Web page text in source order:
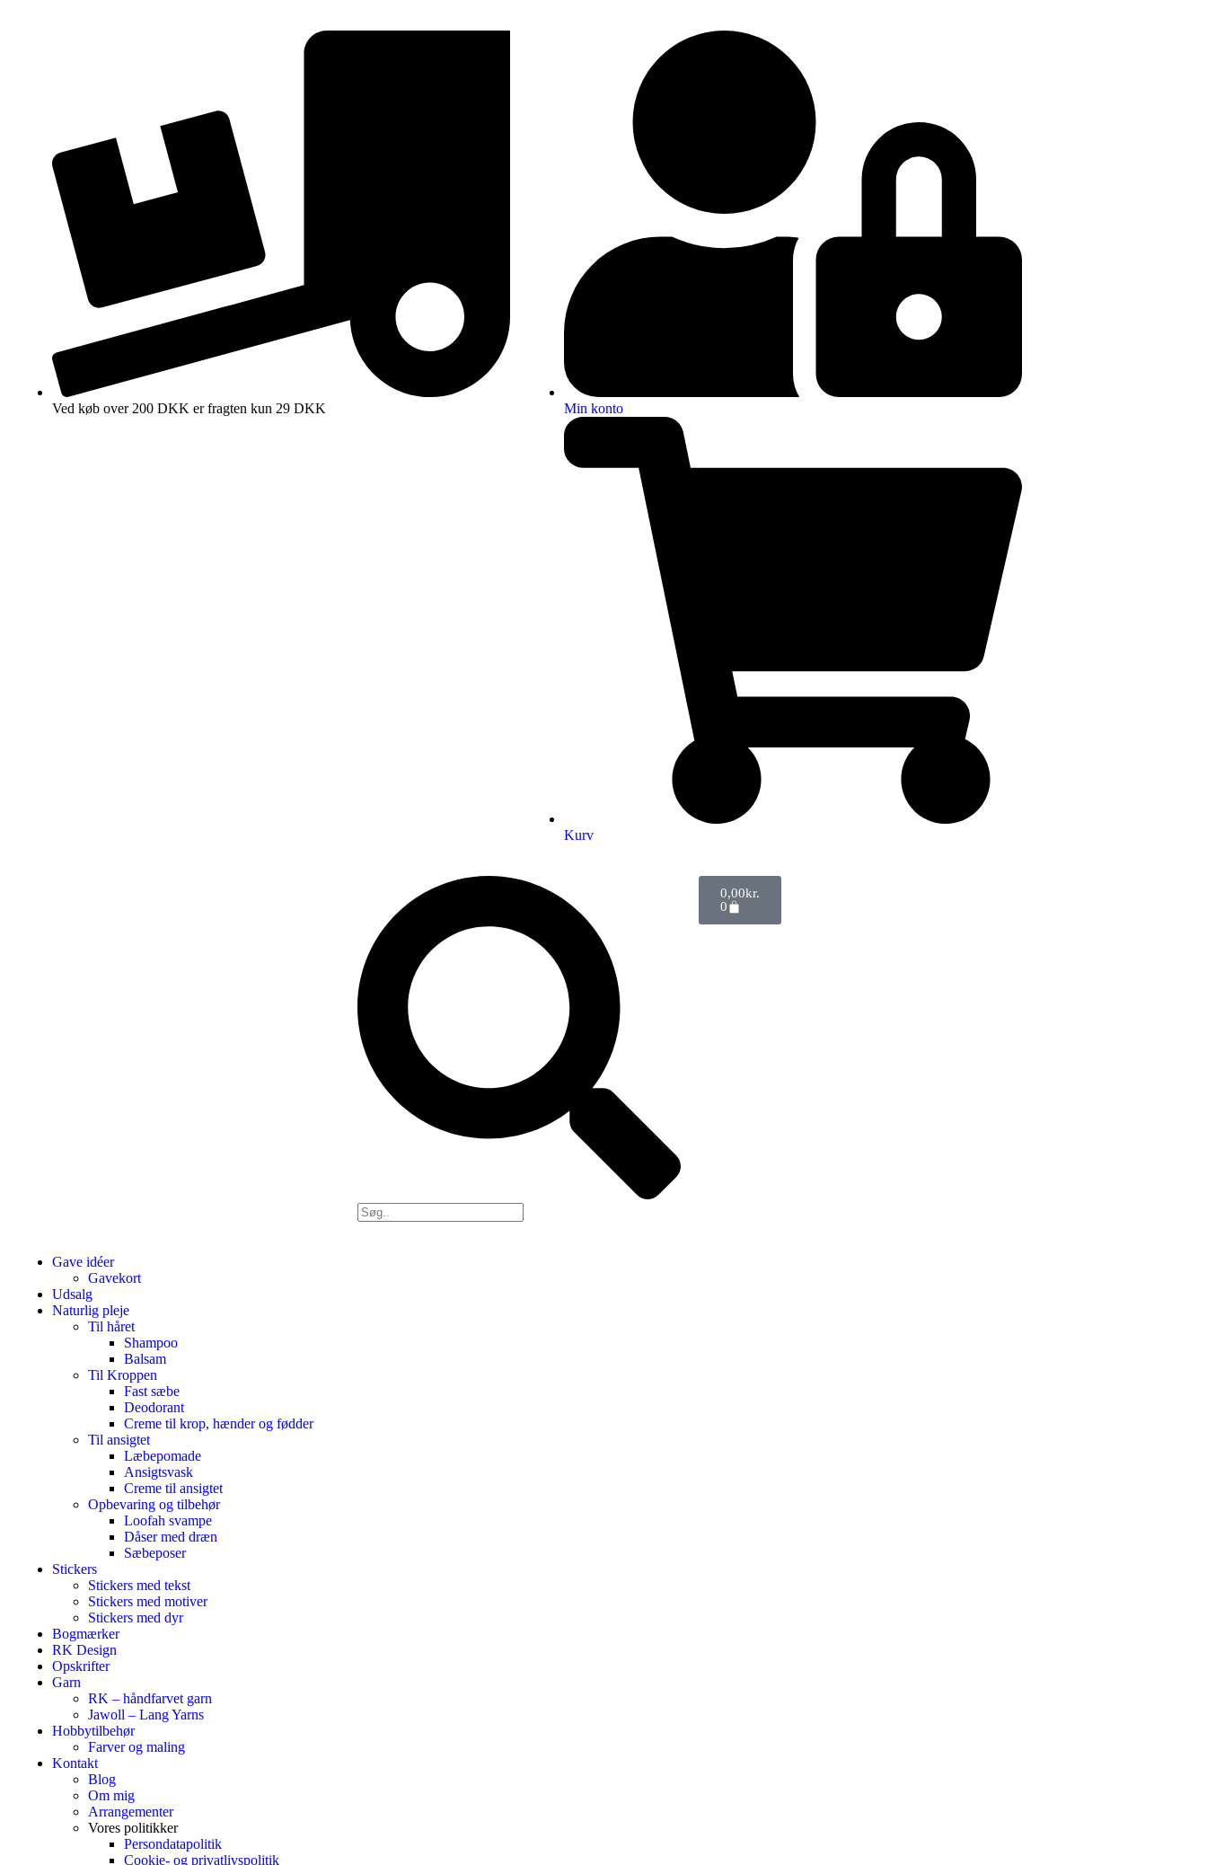
Ved køb over 200 DKK er fragten kun 29 DKK Min konto
Kurv
0,00kr.
0
Gave idéer
Gavekort
Udsalg
Naturlig pleje
Til håret
Shampoo
Balsam
Til Kroppen
Fast sæbe
Deodorant
Creme til krop, hænder og fødder
Til ansigtet
Læbepomade
Ansigtsvask
Creme til ansigtet
Opbevaring og tilbehør
Loofah svampe
Dåser med dræn
Sæbeposer
Stickers
Stickers med tekst
Stickers med motiver
Stickers med dyr
Bogmærker
RK Design
Opskrifter
Garn
RK – håndfarvet garn
Jawoll – Lang Yarns
Hobbytilbehør
Farver og maling
Kontakt
Blog
Om mig
Arrangementer
Vores politikker
Persondatapolitik
Cookie- og privatlivspolitik